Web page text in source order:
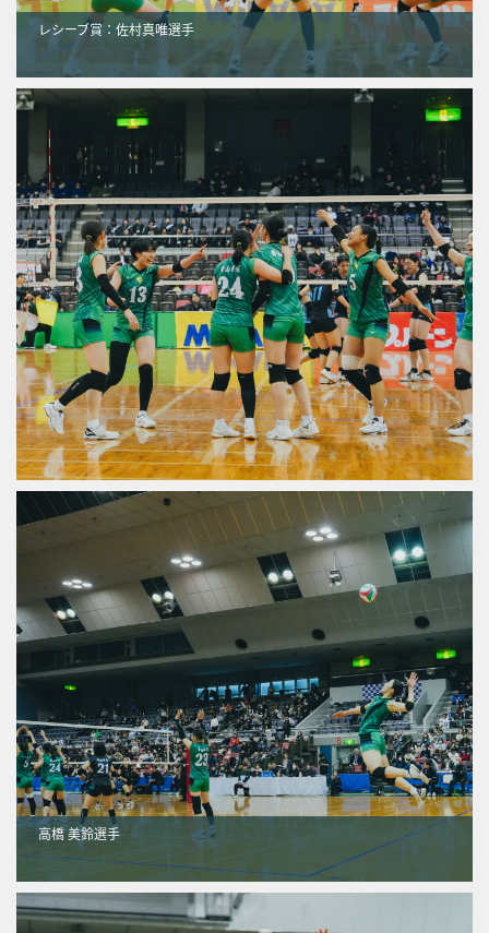
レシーブ賞：佐村真唯選手
高橋 美鈴選手